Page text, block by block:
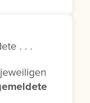
. . .